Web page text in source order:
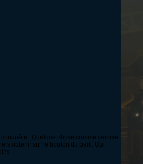
. Quelque chose comme vaincre
obtenir sur le bouton du parti. Ou
.